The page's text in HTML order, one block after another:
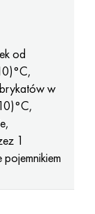
od
w
1